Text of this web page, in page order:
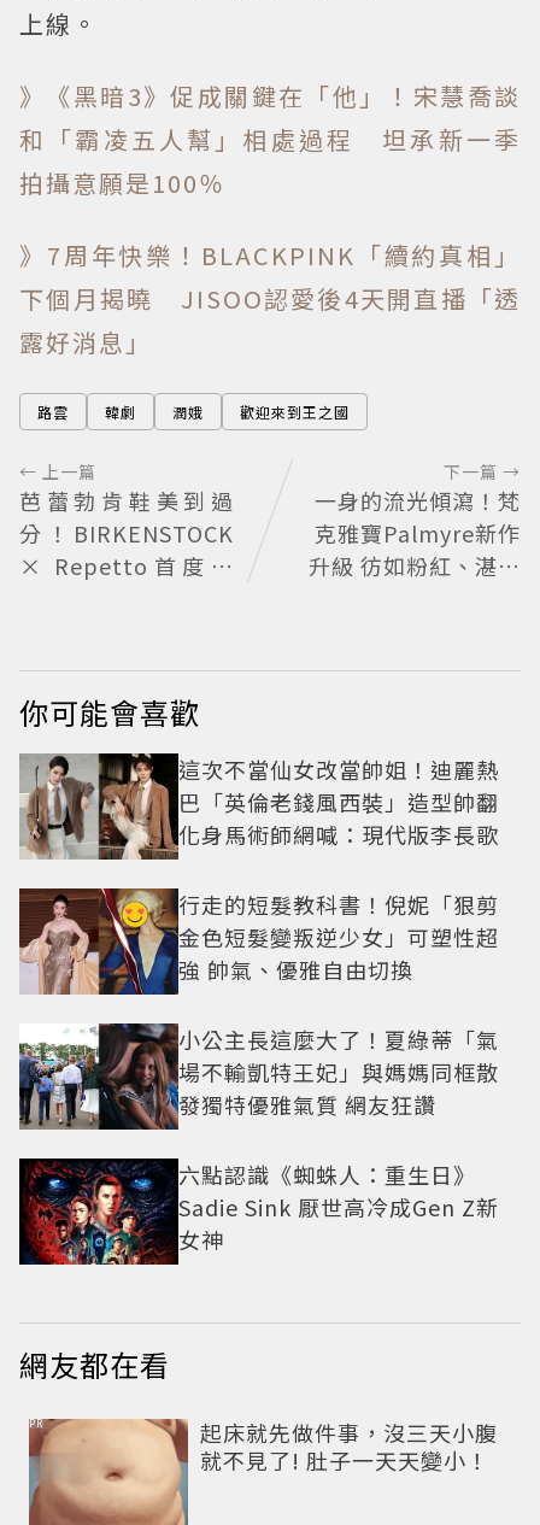
上線。
》《黑暗3》促成關鍵在「他」！宋慧喬談
和「霸凌五人幫」相處過程 坦承新一季
拍攝意願是100％
》7周年快樂！BLACKPINK「續約真相」
下個月揭曉 JISOO認愛後4天開直播「透
露好消息」
路雲 韓劇 潤娥 歡迎來到王之國
← 上一篇
芭蕾勃肯鞋美到過
分！BIRKENSTOCK
× Repetto首度聯
下一篇 →
一身的流光傾瀉！梵
克雅寶Palmyre新作
升級 彷如粉紅、湛藍
你可能會喜歡
這次不當仙女改當帥姐！迪麗熱
巴「英倫老錢風西裝」造型帥翻
化身馬術師網喊：現代版李長歌
行走的短髮教科書！倪妮「狠剪
金色短髮變叛逆少女」可塑性超
強 帥氣、優雅自由切換
小公主長這麼大了！夏綠蒂「氣
場不輸凱特王妃」與媽媽同框散
發獨特優雅氣質 網友狂讚
六點認識《蜘蛛人：重生日》
Sadie Sink 厭世高冷成Gen Z新
女神
網友都在看
起床就先做件事，沒三天小腹
就不見了! 肚子一天天變小！
PR